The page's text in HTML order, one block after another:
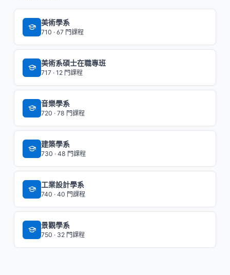
美術學系
710 · 67 門課程
美術系碩士在職專班
717 · 12 門課程
音樂學系
720 · 78 門課程
建築學系
730 · 48 門課程
工業設計學系
740 · 40 門課程
景觀學系
750 · 32 門課程